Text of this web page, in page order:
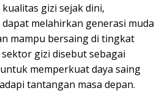
gizi sejak dini,
melahirkan generasi muda
mampu bersaing di tingkat
gizi disebut sebagai
memperkuat daya saing
tantangan masa depan.